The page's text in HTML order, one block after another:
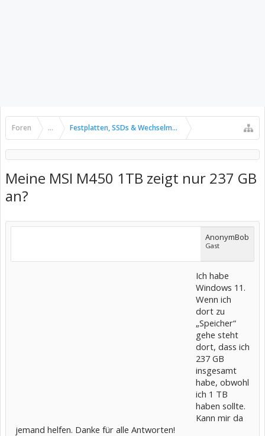
Foren ... Festplatten, SSDs & Wechselmedien
Meine MSI M450 1TB zeigt nur 237 GB
an?
AnonymBob
Gast
Ich habe
Windows 11.
Wenn ich
dort zu
„Speicher“
gehe steht
dort, dass ich
237 GB
insgesamt
habe, obwohl
ich 1 TB
haben sollte.
Kann mir da
jemand helfen. Danke für alle Antworten!